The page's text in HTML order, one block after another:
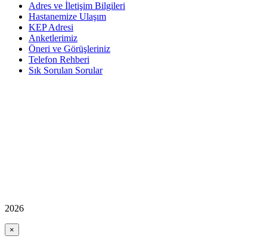
Adres ve İletişim Bilgileri
Hastanemize Ulaşım
KEP Adresi
Anketlerimiz
Öneri ve Görüşleriniz
Telefon Rehberi
Sık Sorulan Sorular
2026
×